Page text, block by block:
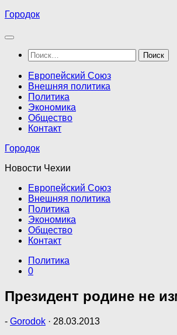
Перейти
содержимому
Городок
Найти:
Европейский Союз
Внешняя политика
Политика
Экономика
Общество
Контакт
Городок
Новости Чехии
Европейский Союз
Внешняя политика
Политика
Экономика
Общество
Контакт
Политика
0
Президент родине не
- Gorodok · 28.03.2013